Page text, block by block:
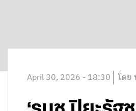
April 30, 2026 - 18:30 โดย